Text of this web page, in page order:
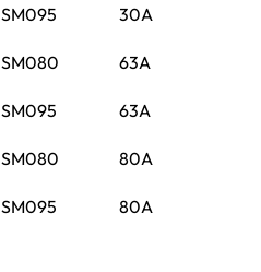
SM095 30A
SM080 63A
SM095 63A
SM080 80A
SM095 80A